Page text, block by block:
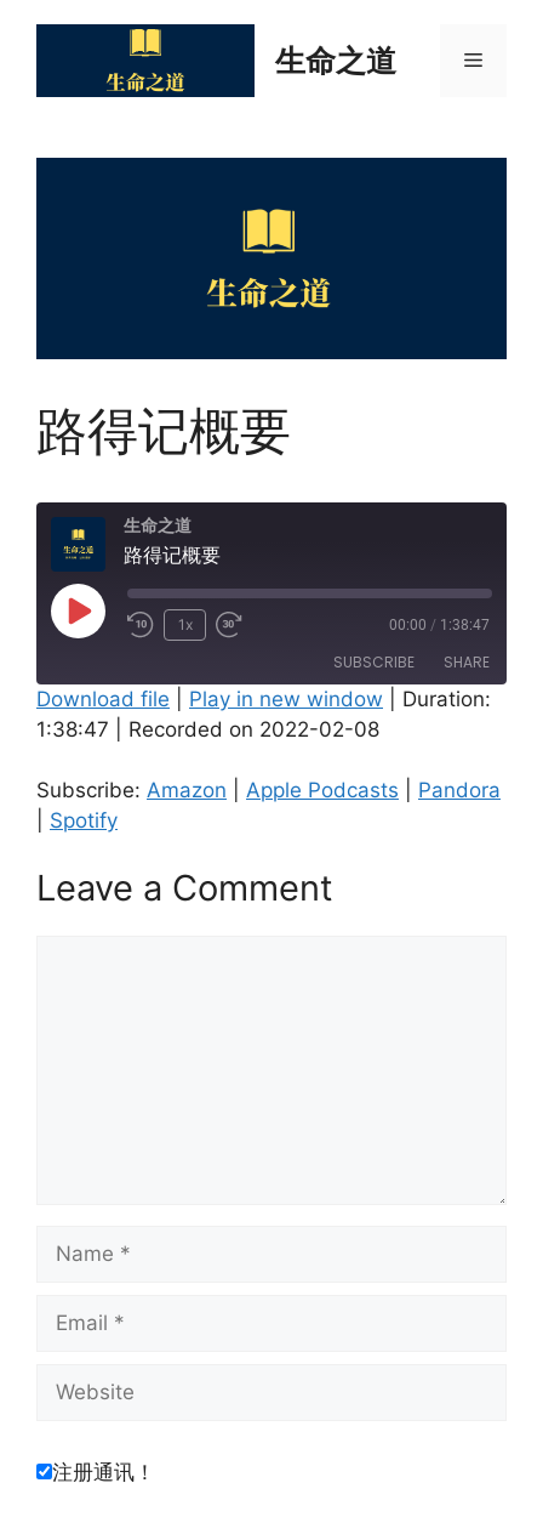
生命之道 Menu
路得记概要
生命之道
路得记概要
Play
1x 00:00 / 1:38:47
SUBSCRIBE SHARE
Amazon Apple Podcasts
RSS FEED
SHARE
LINK
EMBED
Download file Play in new window
Duration:
1:38:47
Recorded on 2022-02-08
Subscribe: Amazon Apple Podcasts
Pandora
Spotify
Leave a Comment
注册通讯！